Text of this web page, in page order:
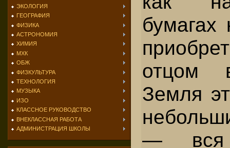
ЭКОЛОГИЯ
ГЕОГРАФИЯ
ФИЗИКА
АСТРОНОМИЯ
ХИМИЯ
МХК
ОБЖ
ФИЗКУЛЬТУРА
ТЕХНОЛОГИЯ
МУЗЫКА
ИЗО
КЛАССНОЕ РУКОВОДСТВО
ВНЕКЛАССНАЯ РАБОТА
АДМИНИСТРАЦИЯ ШКОЛЫ
бумагах
отцом
Земля
— вся